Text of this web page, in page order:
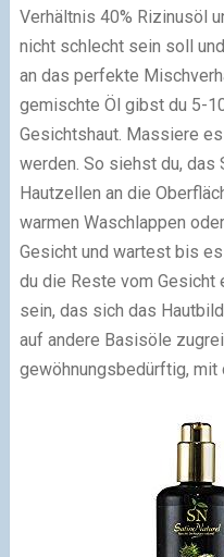
Verhältnis 40% Rizinusöl
nicht schlecht sein soll
an das perfekte
gemischte Öl gibst du 5-
Gesichtshaut. Massiere
werden. So siehst du, das
Hautzellen an die
warmen Waschlappen
Gesicht und wartest bis
du die Reste vom Gesicht
sein, das sich das
auf andere Basisöle
gewöhnungsbedürftig, mit